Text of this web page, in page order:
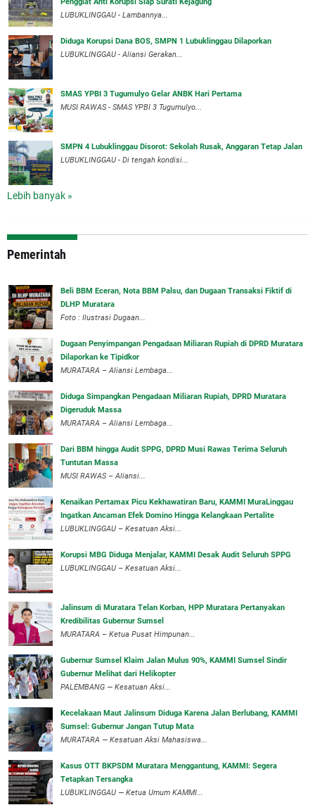
Penggiat Anti Korupsi Siap Surati Kejagung
LUBUKLINGGAU - Lambannya...
Diduga Korupsi Dana BOS, SMPN 1 Lubuklinggau Dilaporkan
LUBUKLINGGAU - Aliansi Gerakan...
SMAS YPBI 3 Tugumulyo Gelar ANBK Hari Pertama
MUSI RAWAS - SMAS YPBI 3 Tugumulyo...
SMPN 4 Lubuklinggau Disorot: Sekolah Rusak, Anggaran Tetap Jalan
LUBUKLINGGAU - Di tengah kondisi...
Lebih banyak »
Pemerintah
‎Beli BBM Eceran, Nota BBM Palsu, dan Dugaan Transaksi Fiktif di
DLHP Muratara
Foto : Ilustrasi Dugaan...
‎Dugaan Penyimpangan Pengadaan Miliaran Rupiah di DPRD Muratara
Dilaporkan ke Tipidkor
‎MURATARA – Aliansi Lembaga...
Diduga Simpangkan Pengadaan Miliaran Rupiah, DPRD Muratara
Digeruduk Massa
‎MURATARA – Aliansi Lembaga...
Dari BBM hingga Audit SPPG, DPRD Musi Rawas Terima Seluruh
Tuntutan Massa
MUSI RAWAS – Aliansi...
‎Kenaikan Pertamax Picu Kekhawatiran Baru, KAMMI MuraLinggau
Ingatkan Ancaman Efek Domino Hingga Kelangkaan Pertalite
‎LUBUKLINGGAU – Kesatuan Aksi...
Korupsi MBG Diduga Menjalar, KAMMI Desak Audit Seluruh SPPG
‎LUBUKLINGGAU – Kesatuan Aksi...
‎Jalinsum di Muratara Telan Korban, HPP Muratara Pertanyakan
Kredibilitas Gubernur Sumsel
MURATARA – Ketua Pusat Himpunan...
‎Gubernur Sumsel Klaim Jalan Mulus 90%, KAMMI Sumsel Sindir
Gubernur Melihat dari Helikopter
‎PALEMBANG — Kesatuan Aksi...
‎Kecelakaan Maut Jalinsum Diduga Karena Jalan Berlubang, KAMMI
Sumsel: Gubernur Jangan Tutup Mata
‎MURATARA — Kesatuan Aksi Mahasiswa...
‎Kasus OTT BKPSDM Muratara Menggantung, KAMMI: Segera
Tetapkan Tersangka
‎LUBUKLINGGAU — Ketua Umum KAMMI...